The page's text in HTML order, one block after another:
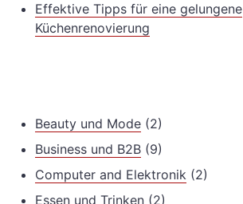
Effektive Tipps für eine gelungene
Küchenrenovierung
Beauty und Mode (2)
Business und B2B (9)
Computer and Elektronik (2)
Essen und Trinken (2)